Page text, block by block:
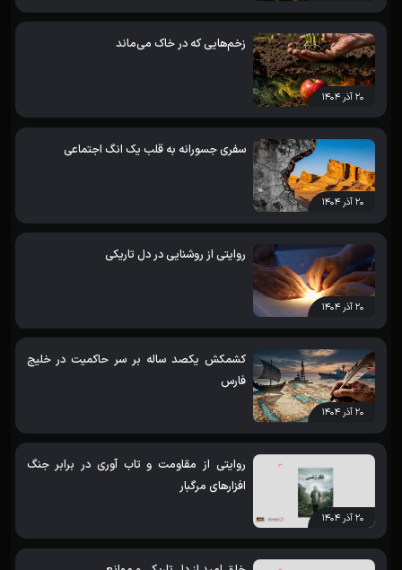
۲۰ آذر ۱۴۰۴
زخم‌هایی که در خاک می‌ماند
۲۰ آذر ۱۴۰۴
سفری جسورانه به قلب یک انگ اجتماعی
۲۰ آذر ۱۴۰۴
روایتی از روشنایی در دل تاریکی
۲۰ آذر ۱۴۰۴
کشمکش یکصد ساله بر سر حاکمیت در خلیج
فارس
۲۰ آذر ۱۴۰۴
روایتی از مقاومت و تاب آوری در برابر جنگ
افزارهای مرگبار